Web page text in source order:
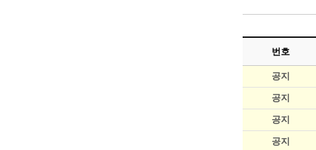
번호
공지
공지
공지
공지